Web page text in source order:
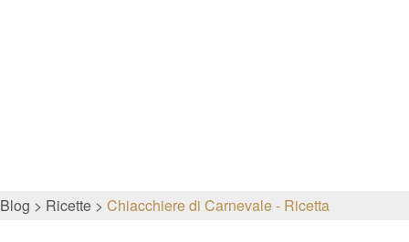
Blog Ricette Chiacchiere di Carnevale - Ricetta